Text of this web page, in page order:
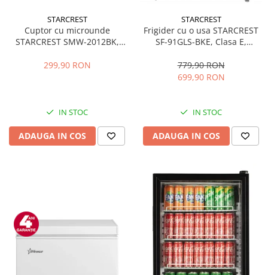
STARCREST
Cuptor cu microunde
STARCREST SMW-2012BK,
mecanic, 6 Trepte de putere,
299,90 RON
IN STOC
ADAUGA IN COS
STARCREST
Frigider cu o usa STARCREST
SF-91GLS-BKE, Clasa E,
interioara, H 83 cm, Sticla
Neagra
779,90 RON
699,90 RON
IN STOC
ADAUGA IN COS